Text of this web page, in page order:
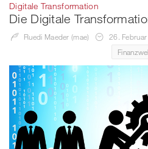
Digitale Transformation
Die Digitale
Ruedi Maeder (mae)
26.